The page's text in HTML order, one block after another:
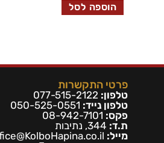
הוספה לסל
פרטי התקשרות
טלפון: 077-515-2122
טלפון נייד: 050-525-0551
פקס:
ת.ד:
מייל: